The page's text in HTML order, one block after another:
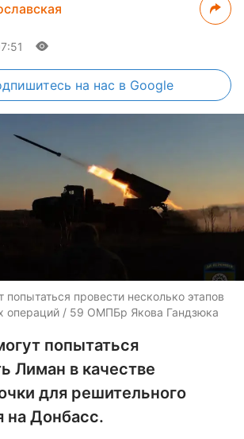
на нас в Google
провести несколько этапов
операций / 59 ОМПБр Якова Гандзюка
попытаться
Лиман в качестве
для решительного
на Донбасс.